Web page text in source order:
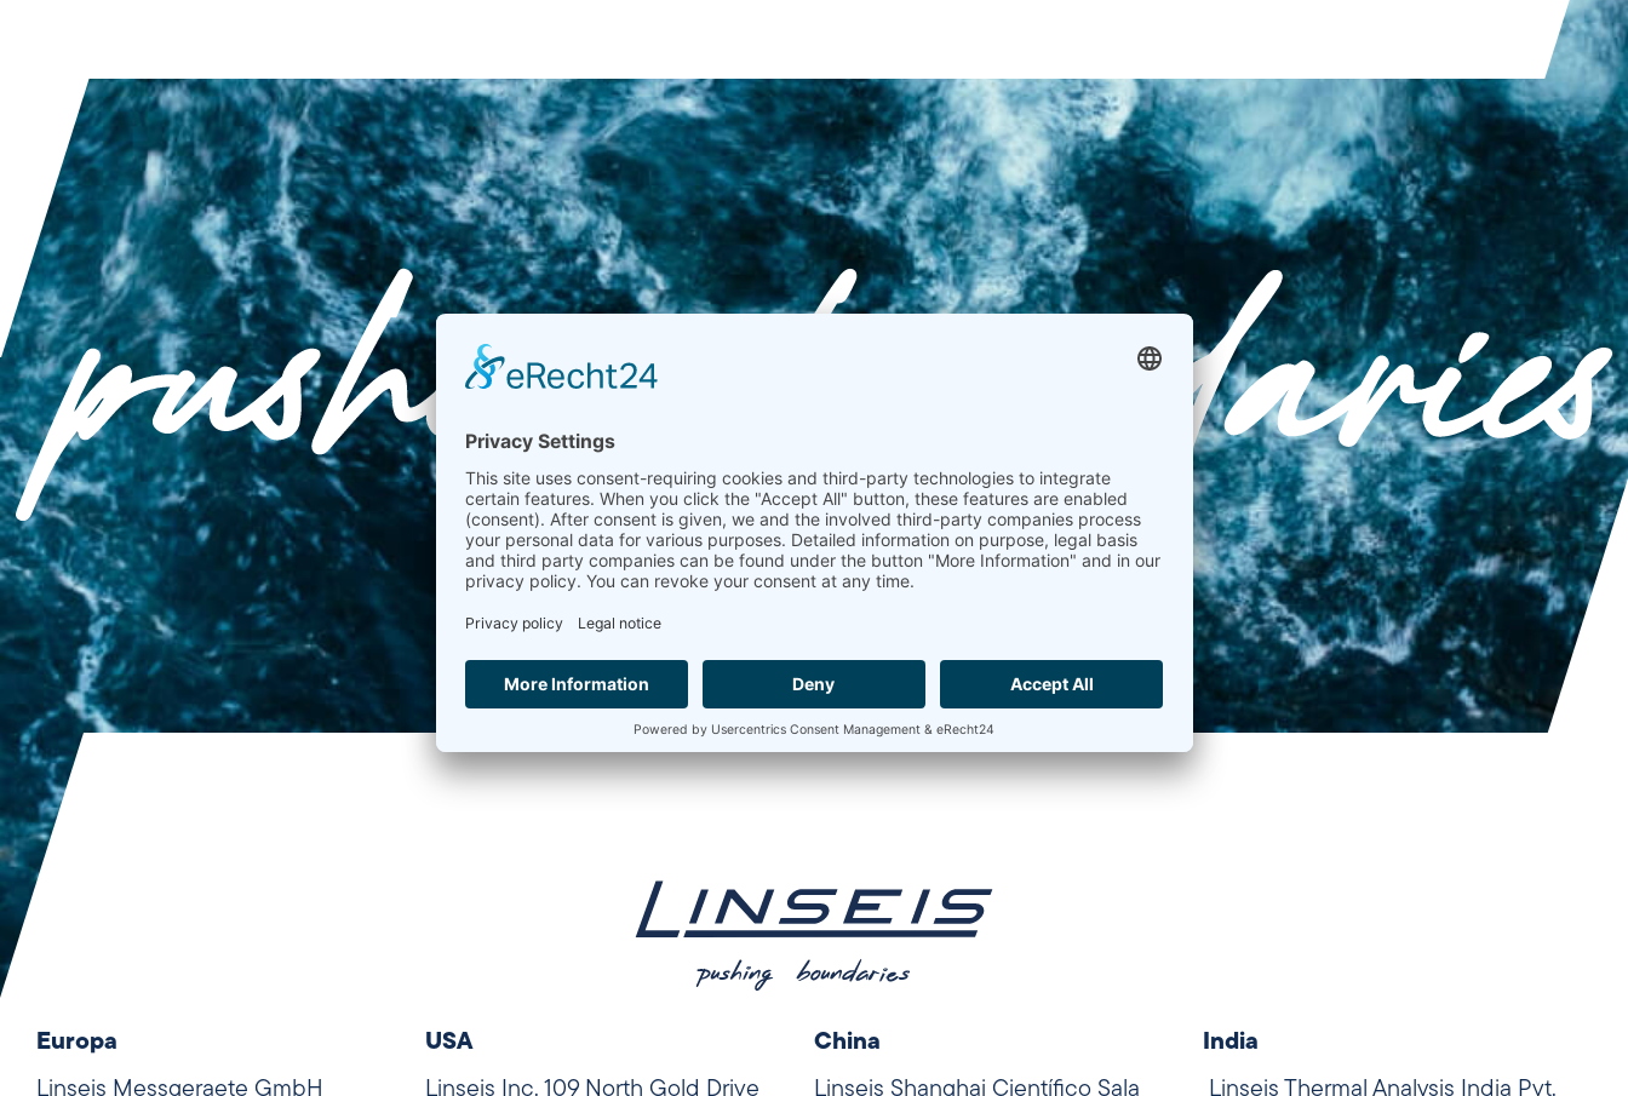
Europa
Linseis Messgeraete GmbH
USA
Linseis Inc. 109 North Gold Drive
China
Linseis Shanghai Científico Sala
India
Linseis Thermal Analysis India Pvt.